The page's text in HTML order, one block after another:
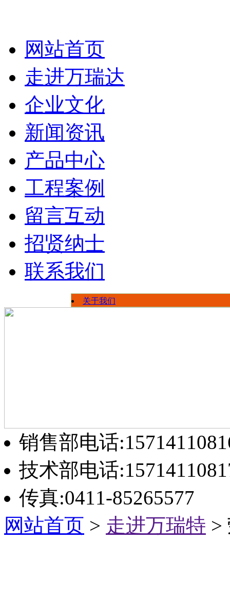
网站首页
走进万瑞达
企业文化
新闻资讯
产品中心
工程案例
留言互动
招贤纳士
联系我们
关于我们
销售部电话
技术部电话
传真:0411-85265577
网站首页 > 走进万瑞特 >